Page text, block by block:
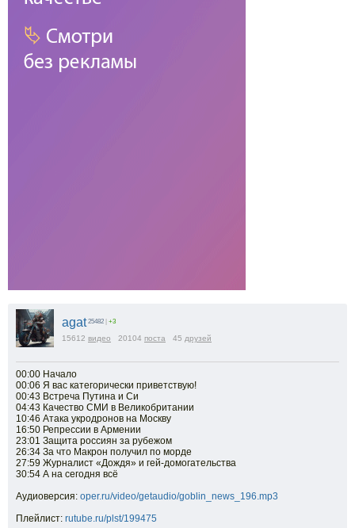
agat 25482 | +3
15612 видео 20104 поста 45 друзей
00:00 Начало
00:06 Я вас категорически приветствую!
00:43 Встреча Путина и Си
04:43 Качество СМИ в Великобритании
10:46 Атака укродронов на Москву
16:50 Репрессии в Армении
23:01 Защита россиян за рубежом
26:34 За что Макрон получил по морде
27:59 Журналист «Дождя» и гей-домогательства
30:54 А на сегодня всё
Аудиоверсия: oper.ru/video/getaudio/goblin_news_196.mp3
Плейлист: rutube.ru/plst/199475